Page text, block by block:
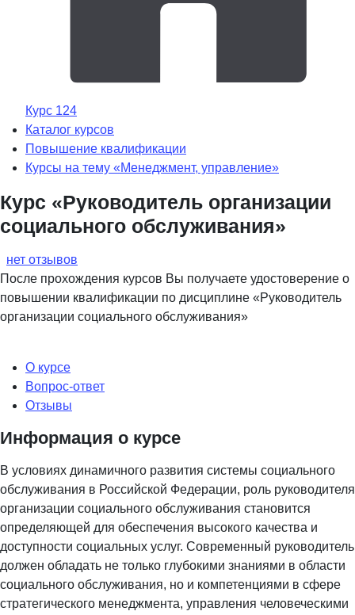
Курс 124
Каталог курсов
Повышение квалификации
Курсы на тему «Менеджмент, управление»
Курс «Руководитель организации
социального обслуживания»
нет отзывов
После прохождения курсов Вы получаете удостоверение о
повышении квалификации по дисциплине «Руководитель
организации социального обслуживания»
О курсе
Вопрос-ответ
Отзывы
Информация о курсе
В условиях динамичного развития системы социального
обслуживания в Российской Федерации, роль руководителя
организации социального обслуживания становится
определяющей для обеспечения высокого качества и
доступности социальных услуг. Современный руководитель
должен обладать не только глубокими знаниями в области
социального обслуживания, но и компетенциями в сфере
стратегического менеджмента, управления человеческими